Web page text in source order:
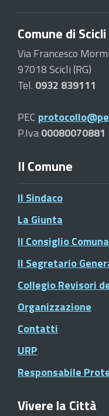
Comune di Scicli
Via Francesco
97018 Scicli (RG)
Tel. 0932 839111
PEC
P.Iva00080070881
Il Comune
Il Sindaco
La Giunta
Il Consiglio
Il Segretario
Collegio Revisori
Organizzazione
Contatti
URP
Responsabile
Vivere la Città